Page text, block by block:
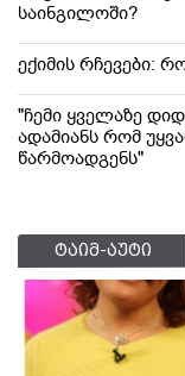
საინგილოში?
ექიმის რჩევები:
"ჩემი ყველაზე
ადამიანს რომ
წარმოადგენს"
ტაიმ-აუტი